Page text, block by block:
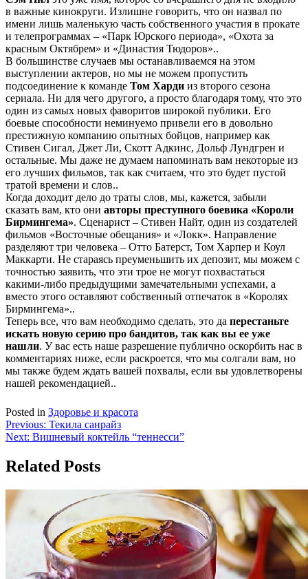
в важные кинокруги. Излишне говорить, что он назвал по
имени лишь маленькую часть собственного участия в прокате
и телепрограммах – «Парк Юрского периода», «Охота за
красным Октябрем» и «Династия Тюдоров»..
В большинстве случаев мы останавливаемся на этом
выступлении актеров, но мы не можем пропустить
подсоединение к команде Том Харди из второго сезона
сериала. Ни для чего другого, а просто благодаря тому, что это
один из самых новых фаворитов широкой публики. Его
боевые способности неминуемо привели его в довольно
престижную компанию опытных бойцов, например как
Стивен Сигал, Джет Ли, Скотт Адкинс, Дольф Лундгрен и
остальные. Мы даже не думаем напоминать вам некоторые из
его лучших фильмов, так как считаем, что это будет пустой
тратой времени и слов..
Когда доходит дело до траты слов, мы, кажется, забыли
сказать вам, кто они авторы преступного боевика «Короли
Бирмингема». Сценарист – Стивен Найт, один из создателей
фильмов «Восточные обещания» и «Локк». Направление
разделяют три человека – Отто Батерст, Том Харпер и Коул
Маккарти. Не стараясь преуменьшить их депозит, мы можем с
точностью заявить, что эти трое не могут похвастаться
какими-либо предыдущими замечательными успехами, а
вместо этого оставляют собственный отпечаток в «Королях
Бирмингема»..
Теперь все, что вам необходимо сделать, это да перестаньте
искать новую серию про бандитов, так как вы ее уже
нашли. У вас есть наше разрешение публично оскорбить нас в
комментариях ниже, если раскроется, что мы солгали вам, но
мы также будем ждать вашей похвалы, если вы удовлетворены
нашей рекомендацией..
Posted in Здоровье и красота
Навигация
по
записям
Previous: Текила санрайз
Next: Вишневый коктейль “теннесси”
Related Posts